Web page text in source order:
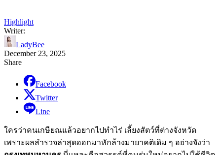
Highlight
Writer:
LadyBee
December 23, 2025
Share
Facebook
Twitter
Line
ใครว่าคนเกษียณแล้วอยากไปทำไร่ เลี้ยงสัตว์ที่ต่างจังหวัด
เพราะผลสำรวจล่าสุดออกมาหักล้างมายาคติเดิม ๆ อย่างจังว่า